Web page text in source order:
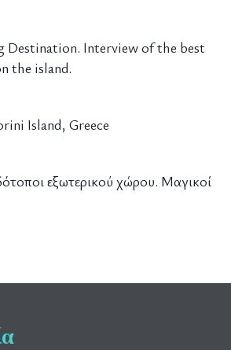
Destination. Interview of the best
the island.
Island, Greece
εξωτερικού χώρου. Μαγικοί